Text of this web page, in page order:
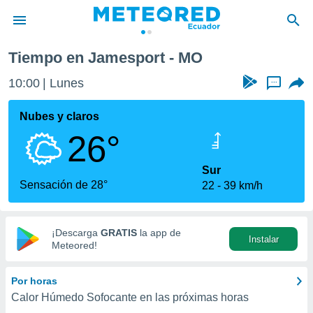
de
ha
calidad.
a este
las
y
digital
basada
Tiempo en Jamesport - MO
10:00 Lunes ...
Nubes y claros
26°
Sensación de 28°
Sur
22
39 km/h
¡Descarga GRATIS la app de
Meteored!
Instalar
Por horas
Calor Húmedo Sofocante en las próximas horas